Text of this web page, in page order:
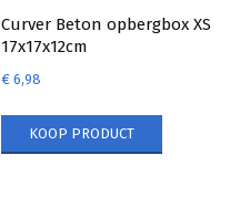
Curver Beton opbergbox XS
17x17x12cm
€6,98
KOOP PRODUCT